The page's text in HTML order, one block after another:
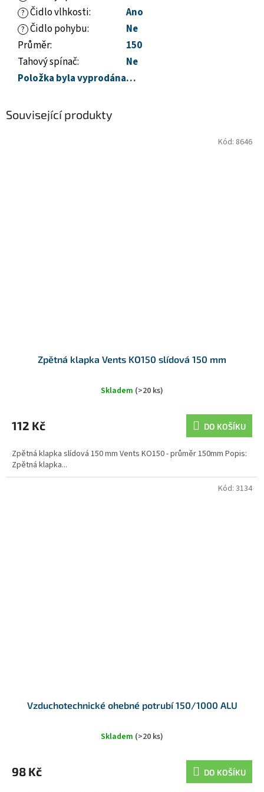
? Čidlo vlhkosti: Ano
? Čidlo pohybu:
Ne
Průměr:
150
Tahový spínač:
Ne
Položka byla vyprodána…
Související produkty
Zpětná klapka Vents KO150 slídová 150 mm
Skladem (>20 ks)
112 Kč DO KOŠÍKU
Zpětná klapka slídová 150 mm Vents KO150 - průměr 150mm Popis:
Zpětná klapka...
Kód: 8646
Vzduchotechnické ohebné potrubí 150/1000 ALU
Skladem (>20 ks)
98 Kč DO KOŠÍKU
Kód: 3134